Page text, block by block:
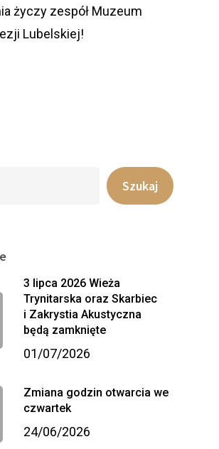
życzy zespół Muzeum
Lubelskiej!
Szukaj
3 lipca 2026 Wieża
Trynitarska oraz Skarbiec
i Zakrystia Akustyczna
będą zamknięte
01/07/2026
Zmiana godzin otwarcia we
czwartek
24/06/2026